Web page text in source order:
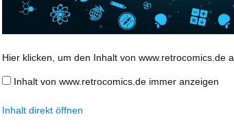
von
www.retrocomics.de
Hier klicken, um den Inhalt von www.retrocomics.de
Inhalt von www.retrocomics.de immer anzeigen
Inhalt direkt öffnen